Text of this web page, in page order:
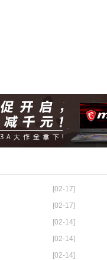
[02-17]
[02-17]
[02-14]
[02-14]
[02-14]